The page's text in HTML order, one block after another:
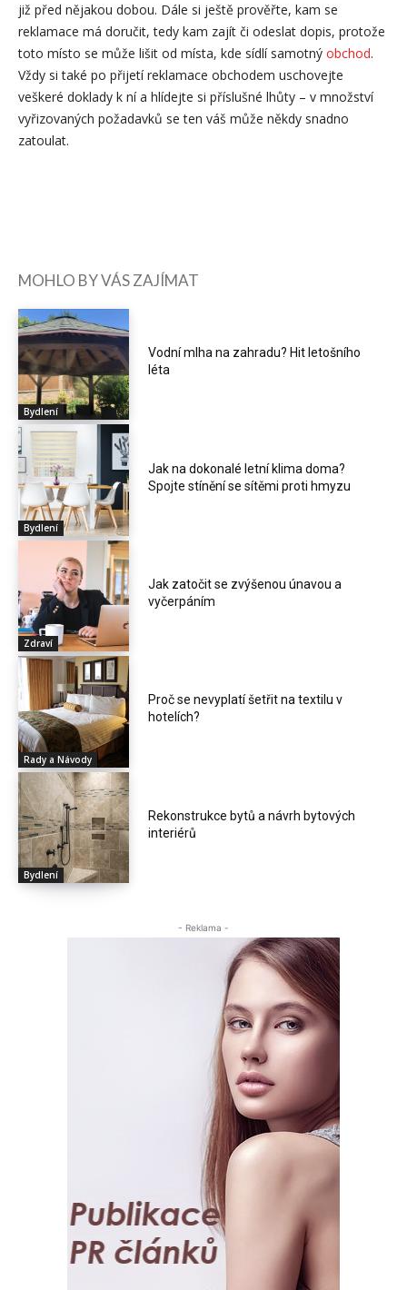
již před nějakou dobou. Dále si ještě prověřte, kam se
reklamace má doručit, tedy kam zajít či odeslat dopis, protože
toto místo se může lišit od místa, kde sídlí samotný obchod.
Vždy si také po přijetí reklamace obchodem uschovejte
veškeré doklady k ní a hlídejte si příslušné lhůty – v množství
vyřizovaných požadavků se ten váš může někdy snadno
zatoulat.
MOHLO BY VÁS ZAJÍMAT
Bydlení
Vodní mlha na zahradu? Hit letošního
léta
Bydlení
Jak na dokonalé letní klima doma?
Spojte stínění se sítěmi proti hmyzu
Zdraví
Jak zatočit se zvýšenou únavou a
vyčerpáním
Rady a Návody
Proč se nevyplatí šetřit na textilu v
hotelích?
Bydlení
Rekonstrukce bytů a návrh bytových
interiérů
- Reklama -